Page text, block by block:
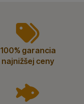
100% garancia
najnižšej ceny